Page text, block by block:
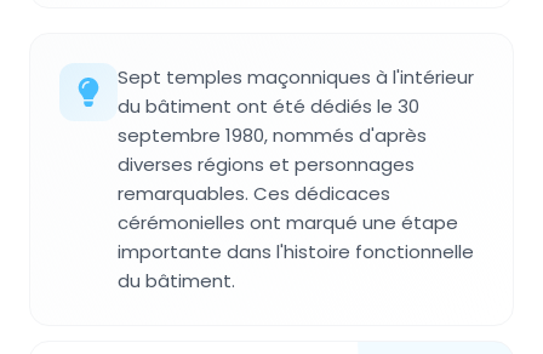
Sept temples maçonniques à l'intérieur
du bâtiment ont été dédiés le 30
septembre 1980, nommés d'après
diverses régions et personnages
remarquables. Ces dédicaces
cérémonielles ont marqué une étape
importante dans l'histoire fonctionnelle
du bâtiment.